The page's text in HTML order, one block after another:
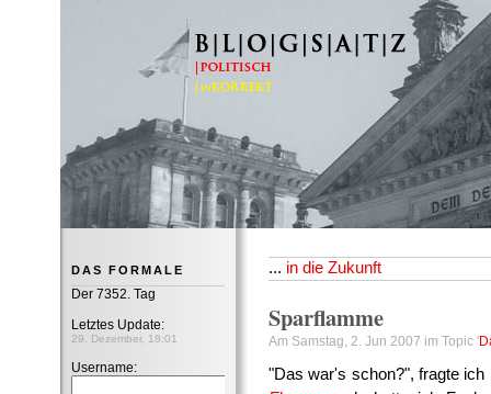
DAS FORMALE
Der 7352. Tag
Letztes Update:
29. Dezember, 18:01
Username:
... in die Zukunft
Sparflamme
Am Samstag, 2. Jun 2007 im Topic '
"Das war's schon?", fragte